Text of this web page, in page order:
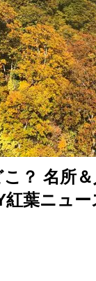
？ 名所
葉ニュ